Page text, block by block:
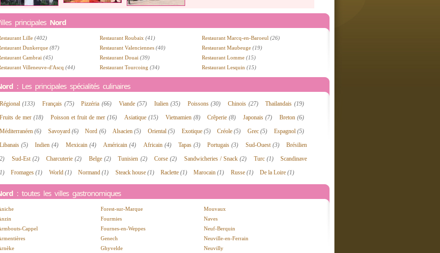
principales Nord
Lille (402)
Dunkerque (87)
Cambrai (45)
Villeneuve-d'Ascq (44)
Restaurant Roubaix (41)
Restaurant Valenciennes (40)
Restaurant Douai (39)
Restaurant Tourcoing (34)
Restaurant Marcq-en-Baroeul (26)
Restaurant Maubeuge (19)
Restaurant Lomme (15)
Restaurant Lesquin (15)
: Les principales spécialités culinaires
Régional(133) Français (75) Pizzéria (66) Viande(57) Italien(35) Poissons(30) Chinois (27) Thailandais (19)
Fruits de mer(18) Poisson et fruit de mer(16) Asiatique(15) Vietnamien (8) Crêperie(8) Japonais(7) Breton (6)
Méditerranéen(6) Savoyard (6) Nord (6) Alsacien(5) Oriental (5) Exotique (5) Créole(5) Grec(5) Espagnol (5)
Libanais (5) Indien(4) Mexicain (4) Américain(4) Africain (4) Tapas (3) Portugais(3) Sud-Ouest (3)
Brésilien
Sud-Est (2) Charcuterie(2) Belge (2) Tunisien (2) Corse(2) Sandwicheries / Snack(2) Turc (1)
Scandinave
Fromages(1) World (1) Normand(1) Steack house (1) Raclette (1) Marocain(1) Russe (1) De la Loire(1)
: toutes les villes gastronomiques
Cappel
Forest-sur-Marque
Fourmies
Fournes-en-Weppes
Genech
Ghyvelde
Mouvaux
Naves
Neuf-Berquin
Neuville-en-Ferrain
Neuvilly